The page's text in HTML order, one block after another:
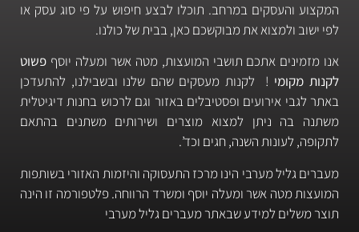
המקצוע והעסקים במרחב. תוכלו לבצע חיפוש על פי סוג עסק או
לפי ישוב ולמצוא את מבוקשכם כאן, בבית של כולנו.
אנו מזמינים אתכם תושבי המועצות, מטה אשר ומעלה יוסף פשוט
לקנות מקומי ! לקנות מעסקים שהם שלנו ובשבילנו, להתעדכן
באתר לגבי אירועים ופסטיבלים באזור וגם לרכוש בחנות דיגיטלית
משתנה בה ניתן למצוא מוצרים ושירותים משתנים בהתאם
לתקופה, לעונות השנה, חגים וכד’.
מעברים גליל מערבי הינו מרכז התעסוקה והיזמות האזורי בשותפות
המועצות מטה אשר ומעלה יוסף ומשרד הרווחה. פלטפורמה זו הינה
תוצר משלים למידע שבאתר מעברים גליל מערבי